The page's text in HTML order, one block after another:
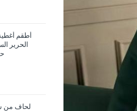
أطقم
الحرير
لحاف من